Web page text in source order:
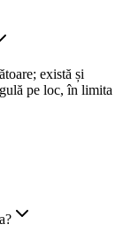
există și
pe loc, în limita